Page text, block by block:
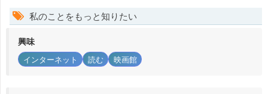
私のことをもっと知りたい
興味
インターネット 読む 映画館